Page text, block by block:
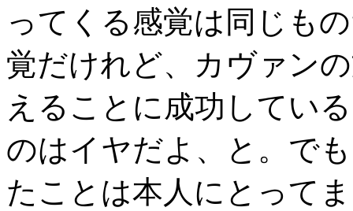
ってくる感覚は同じも
覚だけれど、カヴァン
えることに成功してい
のはイヤだよ、と。で
たことは本人にとって